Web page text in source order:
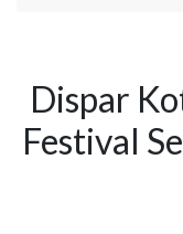
Dispar
Festival